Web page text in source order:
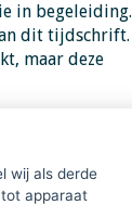
in begeleiding.
dit tijdschrift.
maar deze
wij als derde
apparaat